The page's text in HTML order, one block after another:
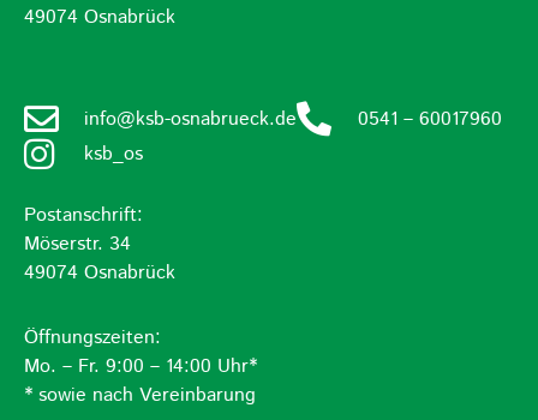
49074 Osnabrück
info@ksb-osnabrueck.de
0541 – 60017960
ksb_os
Postanschrift:
Möserstr. 34
49074 Osnabrück
Öffnungszeiten:
Mo. – Fr. 9:00 – 14:00 Uhr*
* sowie nach Vereinbarung